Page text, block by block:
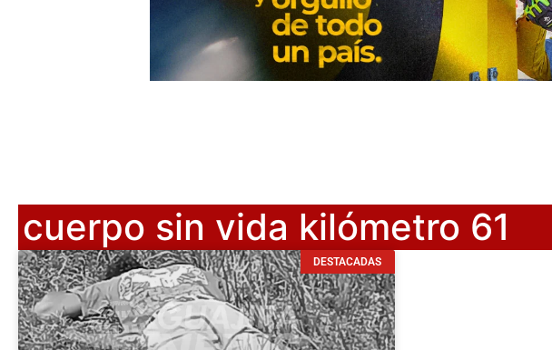
cuerpo sin vida kilómetro 61
DESTACADAS